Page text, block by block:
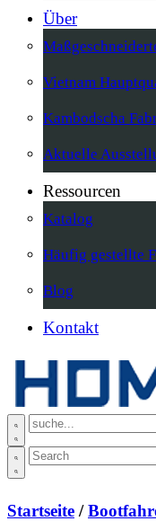
Über
Vietnam
Kambodscha
Aktuelle
Ressourcen
Katalog
Häufig gestellte
Blog
Kontakt
Startseite /